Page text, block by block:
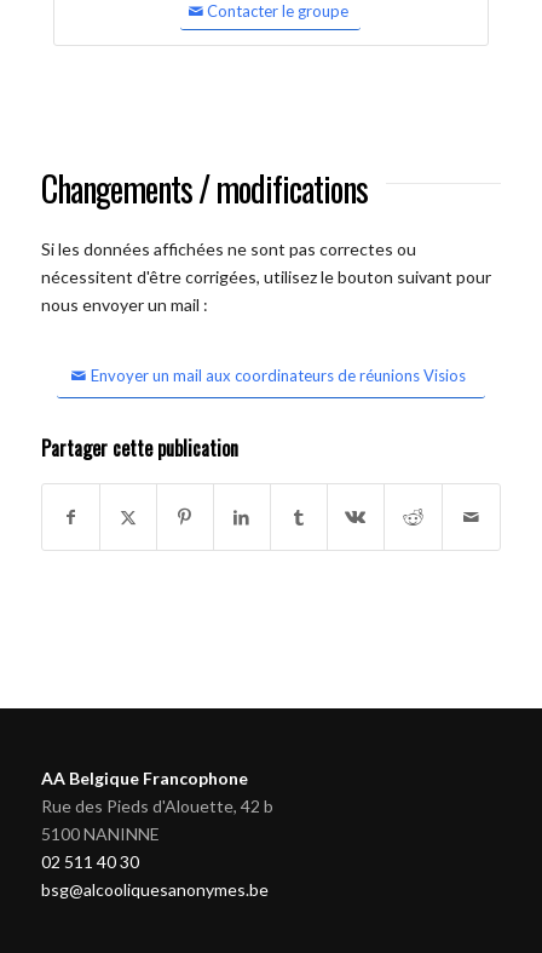
Contacter le groupe
Changements / modifications
Si les données affichées ne sont pas correctes ou
nécessitent d'être corrigées, utilisez le bouton suivant pour
nous envoyer un mail :
Envoyer un mail aux coordinateurs de réunions Visios
Partager cette publication
AA Belgique Francophone
Rue des Pieds d'Alouette, 42 b
5100 NANINNE
02 511 40 30
bsg@alcooliquesanonymes.be